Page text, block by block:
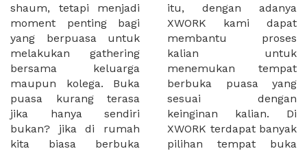
shaum, tetapi menjadi
moment penting bagi
yang berpuasa untuk
melakukan gathering
bersama keluarga
maupun kolega. Buka
puasa kurang terasa
jika hanya sendiri
bukan? jika di rumah
kita biasa berbuka
itu, dengan adanya
XWORK kami dapat
membantu proses
kalian untuk
menemukan tempat
berbuka puasa yang
sesuai dengan
keinginan kalian. Di
XWORK terdapat banyak
pilihan tempat buka